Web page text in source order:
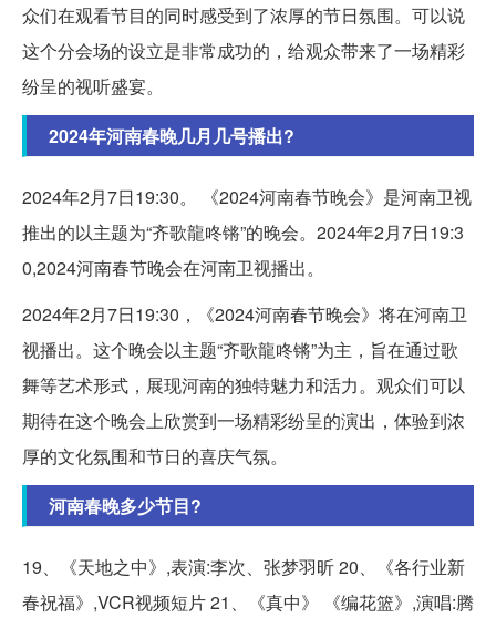
众们在观看节目的同时感受到了浓厚的节日氛围。可以说
这个分会场的设立是非常成功的，给观众带来了一场精彩
纷呈的视听盛宴。
2024年河南春晚几月几号播出?
2024年2月7日19:30。 《2024河南春节晚会》是河南卫视
推出的以主题为“齐歌龍咚锵”的晚会。2024年2月7日19:3
0,2024河南春节晚会在河南卫视播出。
2024年2月7日19:30，《2024河南春节晚会》将在河南卫
视播出。这个晚会以主题“齐歌龍咚锵”为主，旨在通过歌
舞等艺术形式，展现河南的独特魅力和活力。观众们可以
期待在这个晚会上欣赏到一场精彩纷呈的演出，体验到浓
厚的文化氛围和节日的喜庆气氛。
河南春晚多少节目?
19、《天地之中》,表演:李次、张梦羽昕 20、《各行业新
春祝福》,VCR视频短片 21、《真中》 《编花篮》,演唱:腾